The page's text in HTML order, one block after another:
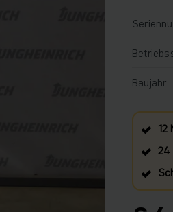
Baujahr
12
24